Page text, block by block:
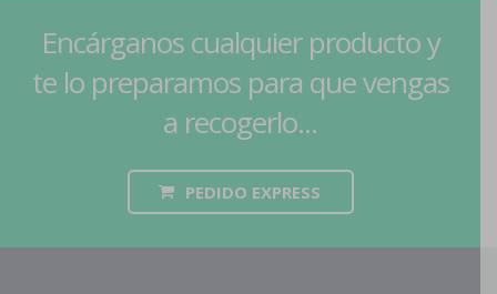
Encárganos cualquier producto y
te lo preparamos para que vengas
a recogerlo...
PEDIDO EXPRESS